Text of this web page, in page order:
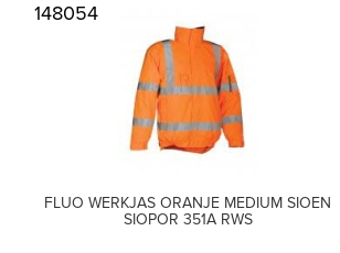
148054
FLUO WERKJAS ORANJE MEDIUM SIOEN
SIOPOR 351A RWS